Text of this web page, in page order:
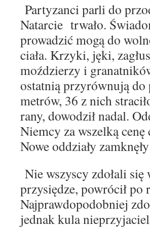
Partyzanci parli do
Natarcie trwało.
prowadzić mogądo
ciała. Krzyki, jęki,
moździerzy i
ostatnią przyrównują do
metrów, 36 z nich
rany, dowodził nadal.
Niemcy zawszelką
Nowe oddziały za
Nie wszyscy zdołali
przysiędze, powrócił po
Najprawdopodobniej
jednak kula